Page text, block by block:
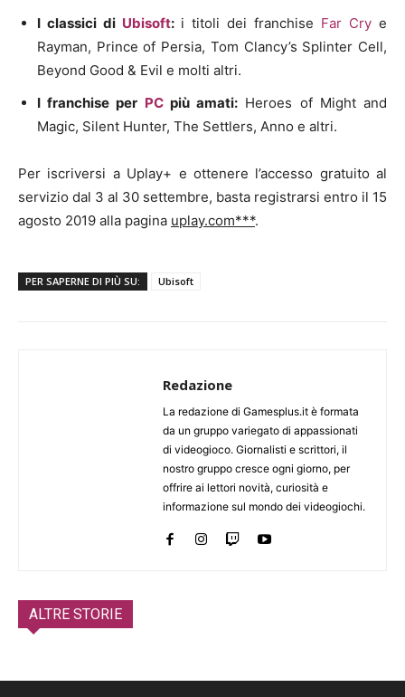
I classici di Ubisoft: i titoli dei franchise Far Cry e
Rayman, Prince of Persia, Tom Clancy’s Splinter Cell,
Beyond Good & Evil e molti altri.
I franchise per PCpiù amati: Heroes of Might and
Magic, Silent Hunter, The Settlers, Anno e altri.
Per iscriversi a Uplay+ e ottenere l’accesso gratuito al
servizio dal 3 al 30 settembre, basta registrarsi entro il 15
agosto 2019 alla pagina uplay.com***.
PER SAPERNE DI PIÙ SU: Ubisoft
Redazione
La redazione di Gamesplus.it è formata
da un gruppo variegato di appassionati
di videogioco. Giornalisti e scrittori, il
nostro gruppo cresce ogni giorno, per
offrire ai lettori novità, curiosità e
informazione sul mondo dei videogiochi.
ALTRE STORIE